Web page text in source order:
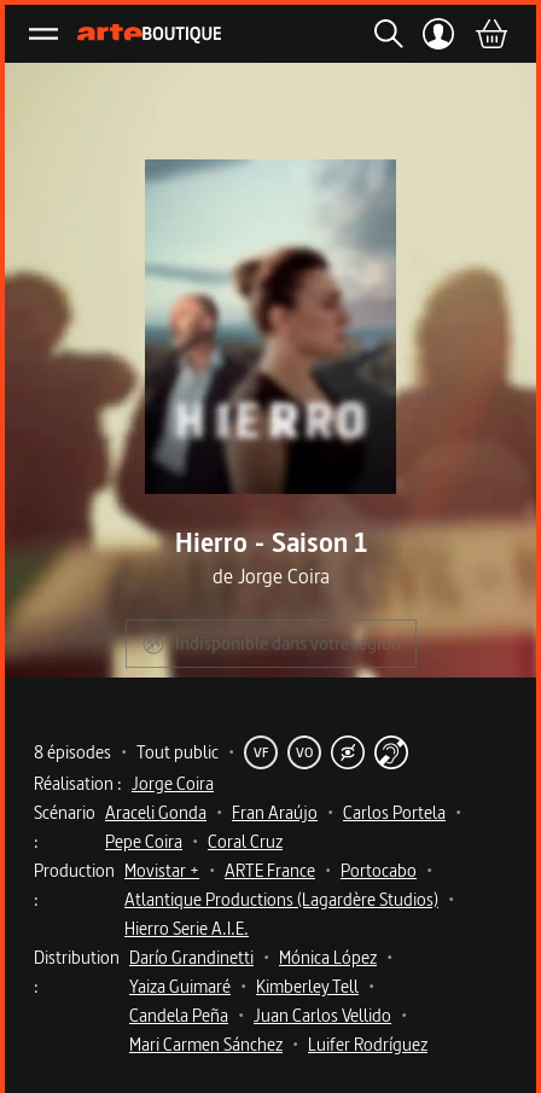
Ouvrir le menu
Hierro - Saison 1
deJorge Coira
Indisponible dans votre région
Metadata du programme
8 épisodes • Tout public • VF VO
Réalisation : Jorge Coira
Scénario
:
Araceli Gonda • Fran Araújo • Carlos Portela •
Pepe Coira • Coral Cruz
Production
:
Movistar + • ARTE France • Portocabo •
Atlantique Productions (Lagardère Studios) •
Hierro Serie A.I.E.
Distribution
:
Darío Grandinetti • Mónica López •
Yaiza Guimaré • Kimberley Tell •
Candela Peña • Juan Carlos Vellido •
Mari Carmen Sánchez • Luifer Rodríguez